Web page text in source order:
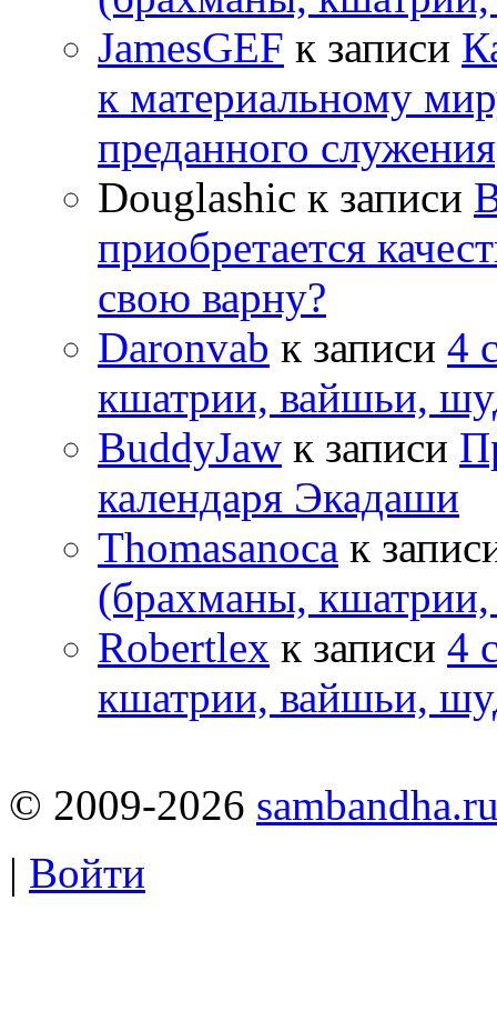
JamesGEF к записи
к материальному
преданного
Douglashic к записи
приобретается
свою варну?
Daronvab к записи 4
кшатрии, вайшьи,
BuddyJaw к записи
календаря Экадаши
Thomasanoca к
(брахманы,
Robertlex к записи 4
кшатрии, вайшьи,
© 2009-2026
| Войти